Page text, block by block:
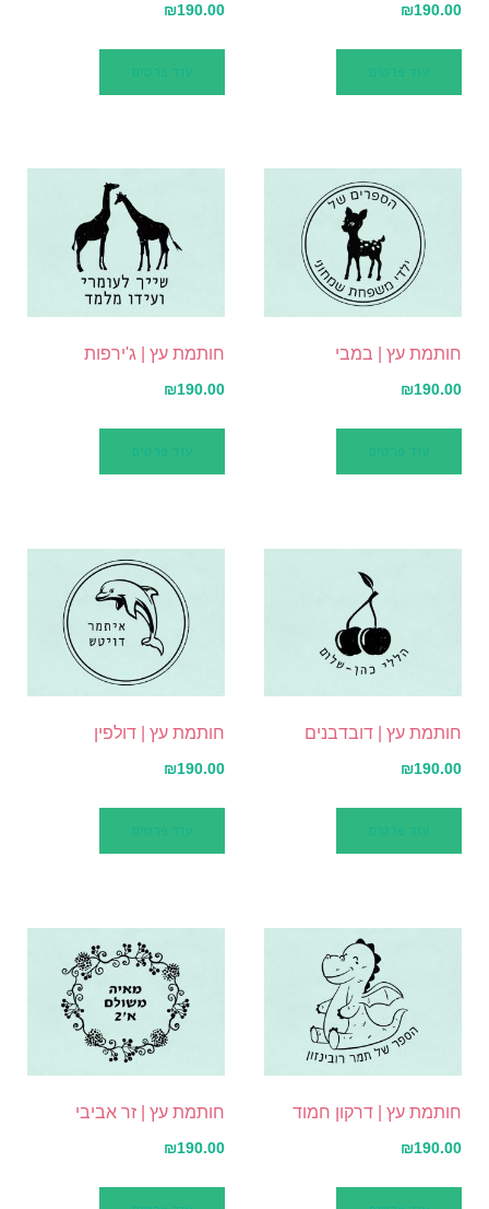
₪190.00
עוד פרטים
₪190.00
עוד פרטים
חותמת עץ | במבי
₪190.00
עוד פרטים
חותמת עץ | ג'ירפות
₪190.00
עוד פרטים
חותמת עץ | דובדבנים
₪190.00
עוד פרטים
חותמת עץ | דולפין
₪190.00
עוד פרטים
חותמת עץ | דרקון חמוד
₪190.00
חותמת עץ | זר אביבי
₪190.00